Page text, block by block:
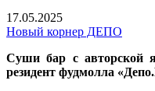
17.05.2025
Новый корнер ДЕПО
Суши бар с авторской
резидент фудмолла